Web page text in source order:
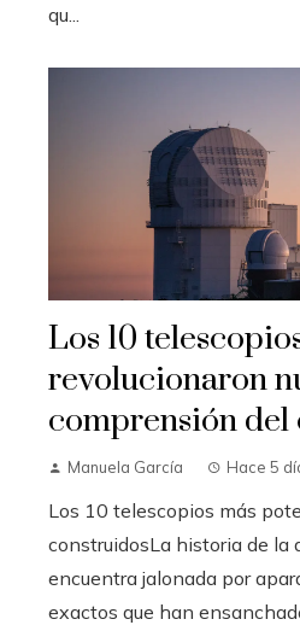
qu...
Los 10
revolucionaron
comprensión del
Manuela García Hace 5
Los 10 telescopios más
construidosLa historia de la
encuentra jalonada por
exactos que han